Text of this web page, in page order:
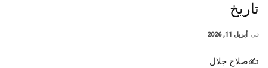
تاريخ
في أبريل 11, 2026
✍️صلاح جلال